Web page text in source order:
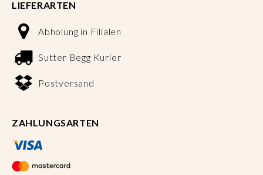
LIEFERARTEN
Abholung in Filialen
Sutter Begg Kurier
Postversand
ZAHLUNGSARTEN